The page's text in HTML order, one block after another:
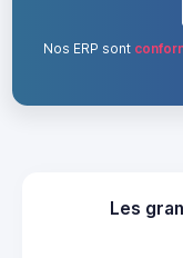
Nos ERP sont
Les